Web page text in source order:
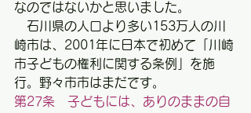
なのではないかと思いました。
石川県の人口より多い153万人の川
崎市は、2001年に日本で初めて「川崎
市子どもの権利に関する条例」を施
行。野々市市はまだです。
第27条　子どもには、ありのままの自